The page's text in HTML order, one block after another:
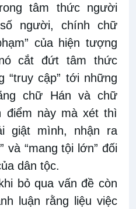
tâm thức người
người, chính chữ
của hiện tượng
cắt đứt tâm thức
“truy cập” tới những
chữ Hán và chữ
điểm này mà xét thì
giật mình, nhận ra
và “mang tội lớn” đối
dân tộc.
bỏ qua vấn đề còn
luận rằng liệu việc